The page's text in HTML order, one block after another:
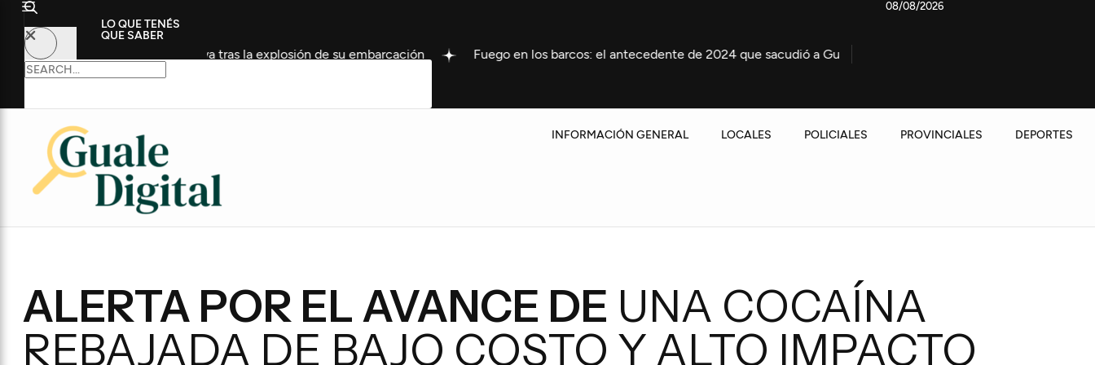
LO QUE TENÉS
QUE SABER
Terapia Intensiva tras la explosión de su embarcación Fuego en los barcos: el antecedente de 2024 que sacudió a Gualeguaychú
08/08/2026
INFORMACIÓN GENERAL LOCALES POLICIALES PROVINCIALES DEPORTES
ALERTA POR EL AVANCE DE UNA COCAÍNA
REBAJADA DE BAJO COSTO Y ALTO IMPACTO